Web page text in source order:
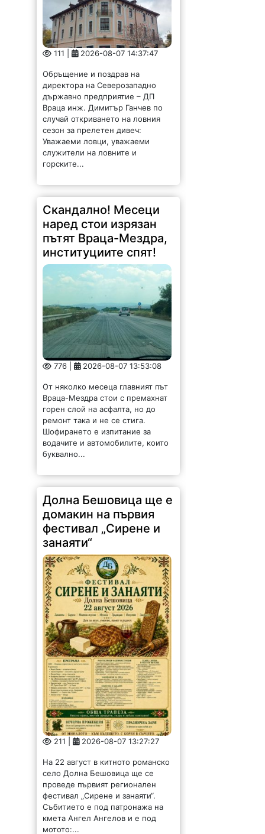
111 | 2026-08-07 14:37:47
Обръщение и поздрав на
директора на Северозападно
държавно предприятие – ДП
Враца инж. Димитър Ганчев по
случай откриването на ловния
сезон за прелетен дивеч:
Уважаеми ловци, уважаеми
служители на ловните и
горските...
Скандално! Месеци
наред стои изрязан
пътят Враца-Мездра,
институциите спят!
776 | 2026-08-07 13:53:08
От няколко месеца главният път
Враца-Мездра стои с премахнат
горен слой на асфалта, но до
ремонт така и не се стига.
Шофирането е изпитание за
водачите и автомобилите, които
буквално...
Долна Бешовица ще е
домакин на първия
фестивал „Сирене и
занаяти“
211 | 2026-08-07 13:27:27
На 22 август в китното романско
село Долна Бешовица ще се
проведе първият регионален
фестивал „Сирене и занаяти“.
Събитието е под патронажа на
кмета Ангел Ангелов и е под
мотото:...